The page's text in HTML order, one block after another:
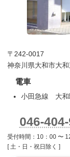
〒242-0017
神奈川県大和市大
電車
小田急線 大和
046-
受付時間：10：00 〜
[ 土・日・祝日除く ]